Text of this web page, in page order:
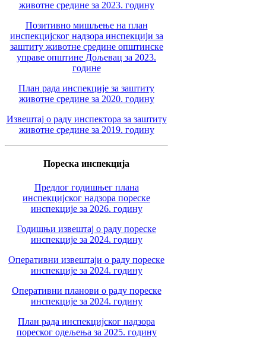
животне средине за 2023. годину
Позитивно мишљење на план
инспекцијског надзора инспекцији за
заштиту животне средине општинске
управе општине Дољевац за 2023.
године
План рада инспекције за заштиту
животне средине за 2020. годину
Извештај о раду инспектора за заштиту
животне средине за 2019. годину
Пореска инспекција
Предлог годишњег плана
инспекцијског надзора пореске
инспекције за 2026. годину
Годишњи извештај о раду пореске
инспекције за 2024. годину
Оперативни извештаји о раду пореске
инспекције за 2024. годину
Оперативни планови о раду пореске
инспекције за 2024. годину
План рада инспекцијског надзора
пореског одељења за 2025. годину